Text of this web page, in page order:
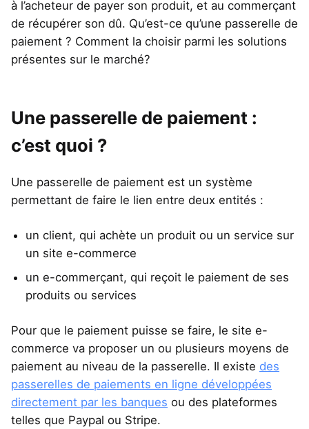
à l’acheteur de payer son produit, et au commerçant
de récupérer son dû. Qu’est-ce qu’une passerelle de
paiement ? Comment la choisir parmi les solutions
présentes sur le marché?
Une passerelle de paiement :
c’est quoi ?
Une passerelle de paiement est un système
permettant de faire le lien entre deux entités :
un client, qui achète un produit ou un service sur
un site e-commerce
un e-commerçant, qui reçoit le paiement de ses
produits ou services
Pour que le paiement puisse se faire, le site e-
commerce va proposer un ou plusieurs moyens de
paiement au niveau de la passerelle. Il existe des
passerelles de paiements en ligne développées
directement par les banques ou des plateformes
telles que Paypal ou Stripe.